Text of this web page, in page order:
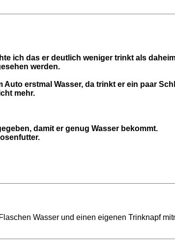
ich das er deutlich weniger trinkt als
werden.
erstmal Wasser, da trinkt er ein paar
mehr.
damit er genug Wasser bekommt.
Wasser und einen eigenen Trinknapf